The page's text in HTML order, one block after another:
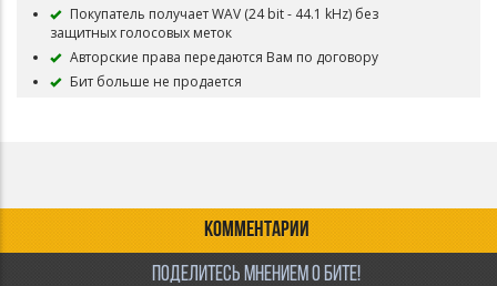
Покупатель получает WAV (24 bit - 44.1 kHz) без
защитных голосовых меток
Авторские права передаются Вам по договору
Бит больше не продается
КОММЕНТАРИИ
ПОДЕЛИТЕСЬ МНЕНИЕМ О БИТЕ!